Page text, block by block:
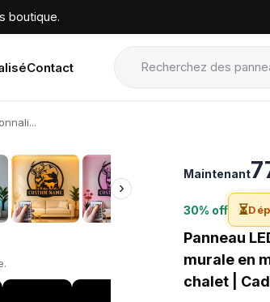
boutique.
Contact
›
›
Maintenant
30% off ⏳
Panneau
murale en
chalet |